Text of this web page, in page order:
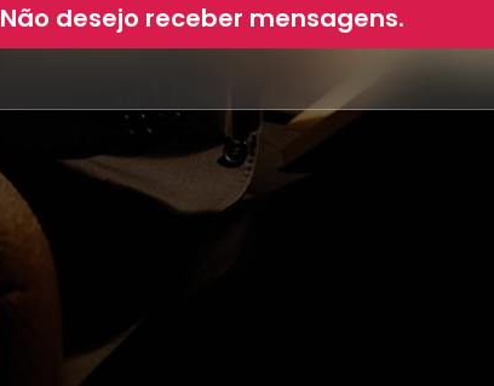
Não desejo receber mensagens.